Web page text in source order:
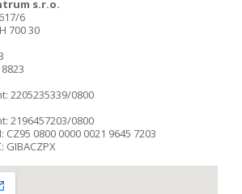
s.r.o.
6
700 30
2205235339/0800
2196457203/0800
0800 0000 0021 9645 7203